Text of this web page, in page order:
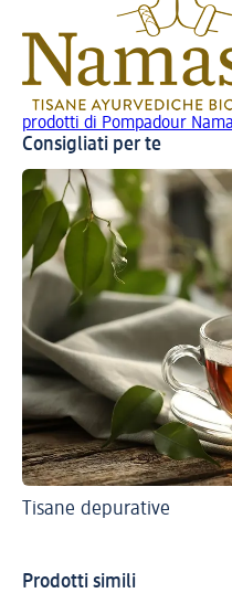
prodotti di Pompadour
Consigliati per te
Tisane depurative
Prodotti simili